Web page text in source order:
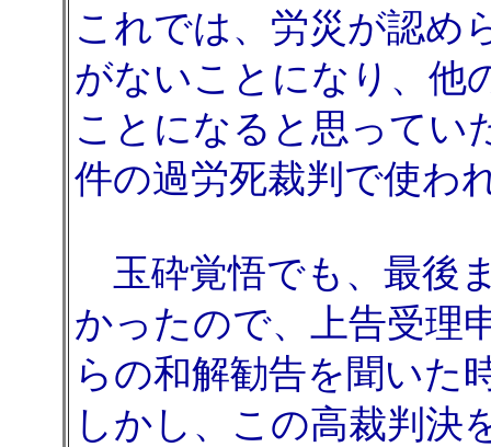
これでは、労災が認め
がないことになり、他
ことになると思ってい
件の過労死裁判で使わ
玉砕覚悟でも、最後
かったので、上告受理
らの和解勧告を聞いた
しかし、この高裁判決